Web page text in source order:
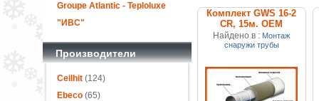
Groupe Atlantic - Teploluxe
"ИВС"
Производители
Ceilhit(124)
Ebeco(65)
Комплект GWS 16-2
CR, 15м. ОЕМ
Найдено в : Монтаж
снаружи трубы